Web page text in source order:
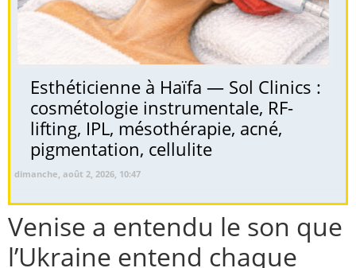
Esthéticienne à Haïfa — Sol Clinics :
cosmétologie instrumentale, RF-
lifting, IPL, mésothérapie, acné,
pigmentation, cellulite
dimanche, août 2, 2026, 10:47
Venise a entendu le son que
l’Ukraine entend chaque